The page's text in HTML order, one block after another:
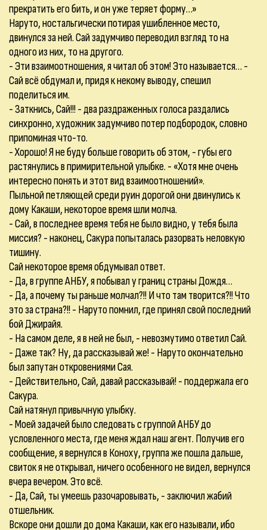
прекратить его бить, и он уже теряет форму…»
Наруто, ностальгически потирая ушибленное место,
двинулся за ней. Сай задумчиво переводил взгляд то на
одного из них, то на другого.
- Эти взаимоотношения, я читал об этом! Это называется… -
Сай всё обдумал и, придя к некому выводу, спешил
поделиться им.
- Заткнись, Сай!!! - два раздраженных голоса раздались
синхронно, художник задумчиво потер подбородок, словно
припоминая что-то.
- Хорошо! Я не буду больше говорить об этом, - губы его
растянулись в примирительной улыбке. - «Хотя мне очень
интересно понять и этот вид взаимоотношений».
Пыльной петляющей среди руин дорогой они двинулись к
дому Какаши, некоторое время шли молча.
- Сай, в последнее время тебя не было видно, у тебя была
миссия? - наконец, Сакура попыталась разорвать неловкую
тишину.
Сай некоторое время обдумывал ответ.
- Да, в группе АНБУ, я побывал у границ страны Дождя…
- Да, а почему ты раньше молчал?!! И что там творится?!! Что
это за страна?!! - Наруто помнил, где принял свой последний
бой Джирайя.
- На самом деле, я в ней не был, - невозмутимо ответил Сай.
- Даже так? Ну, да рассказывай же! - Наруто окончательно
был запутан откровениями Сая.
- Действительно, Сай, давай рассказывай! - поддержала его
Сакура.
Сай натянул привычную улыбку.
- Моей задачей было следовать с группой АНБУ до
условленного места, где меня ждал наш агент. Получив его
сообщение, я вернулся в Коноху, группа же пошла дальше,
свиток я не открывал, ничего особенного не видел, вернулся
вчера вечером. Это всё.
- Да, Сай, ты умеешь разочаровывать, - заключил жабий
отшельник.
Вскоре они дошли до дома Какаши, как его называли, ибо